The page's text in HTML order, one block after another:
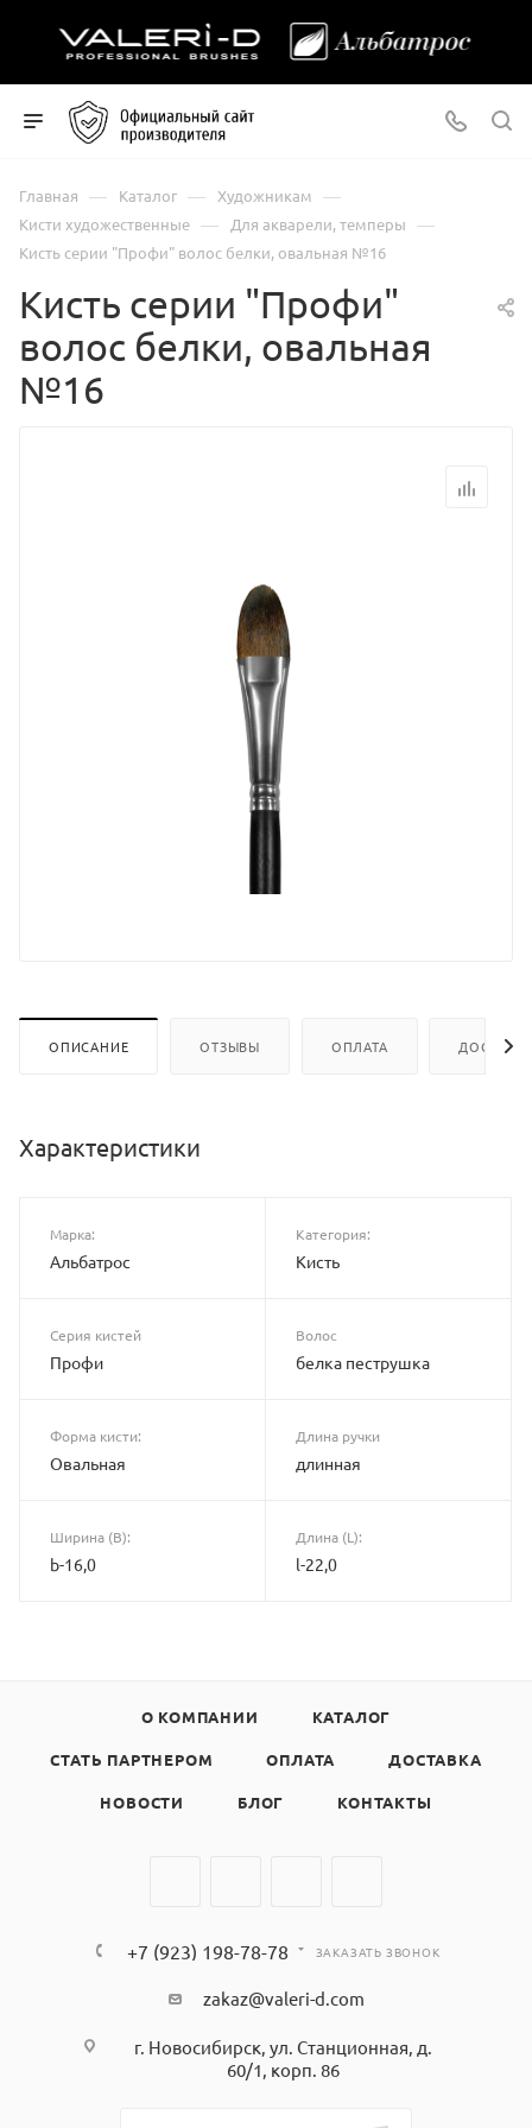
Главная — Каталог — Художникам —
Кисти художественные — Для акварели, темперы —
Кисть серии "Профи" волос белки, овальная №16
Кисть серии "Профи"
волос белки, овальная
№16
ОПИСАНИЕ ОТЗЫВЫ ОПЛАТА
Характеристики
Марка:
Альбатрос
Категория:
Кисть
Серия кистей
Профи
Волос
белка пеструшка
Форма кисти:
Овальная
Длина ручки
длинная
Ширина (B):
b-16,0
Длина (L):
l-22,0
О КОМПАНИИ КАТАЛОГ
СТАТЬ ПАРТНЕРОМ ОПЛАТА ДОСТАВКА
НОВОСТИ БЛОГ КОНТАКТЫ
+7 (923) 198-78-78 ЗАКАЗАТЬ ЗВОНОК
zakaz@valeri-d.com
г. Новосибирск, ул. Станционная, д.
60/1, корп. 86